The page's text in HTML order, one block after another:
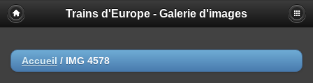
Trains d'Europe - Galerie d'images
Accueil / IMG 4578